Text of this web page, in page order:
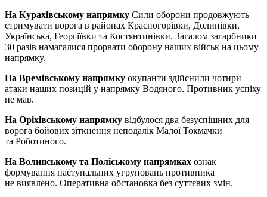
На Курахівському напрямку Сили оборони продовжують
стримувати ворога в районах Красногорівки, Долинівки,
Українська, Георгіївки та Костянтинівки. Загалом загарбники
30 разів намагалися прорвати оборону наших військ на цьому
напрямку.
На Времівському напрямку окупанти здійснили чотири
атаки наших позицій у напрямку Водяного. Противник успіху
не мав.
На Оріхівському напрямку відбулося два безуспішних для
ворога бойових зіткнення неподалік Малої Токмачки
та Роботиного.
На Волинському та Поліському напрямках ознак
формування наступальних угруповань противника
не виявлено. Оперативна обстановка без суттєвих змін.